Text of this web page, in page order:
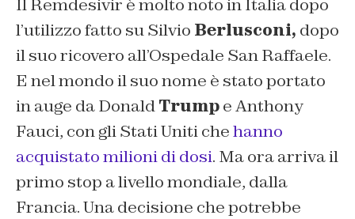
Il Remdesivir è molto noto in Italia dopo
l’utilizzo fatto su Silvio Berlusconi, dopo
il suo ricovero all’Ospedale San Raffaele.
E nel mondo il suo nome è stato portato
in auge da DonaldTrumpe Anthony
Fauci, con gli Stati Uniti chehanno
acquistato milioni di dosi. Ma ora arriva il
primo stop a livello mondiale, dalla
Francia. Una decisione che potrebbe